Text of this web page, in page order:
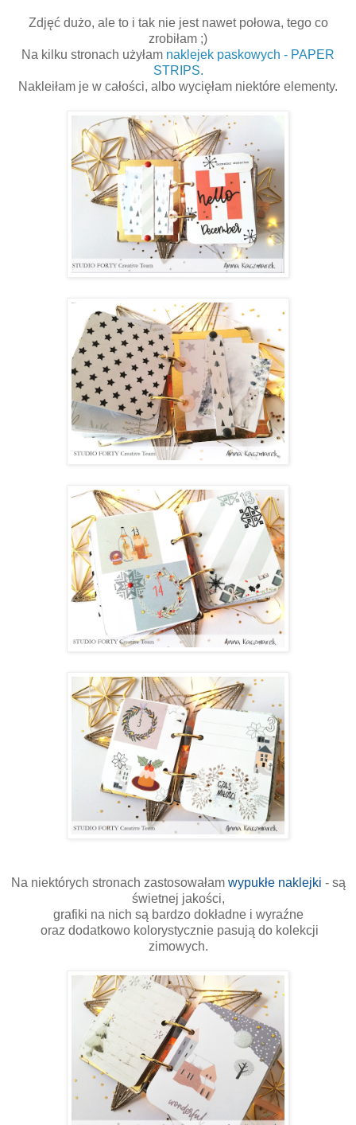
Zdjęć dużo, ale to i tak nie jest nawet połowa, tego co
zrobiłam ;)
Na kilku stronach użyłam naklejek paskowych - PAPER
STRIPS.
Nakleiłam je w całości, albo wycięłam niektóre elementy.
Na niektórych stronach zastosowałam wypukłe naklejki - są
świetnej jakości,
grafiki na nich są bardzo dokładne i wyraźne
oraz dodatkowo kolorystycznie pasują do kolekcji
zimowych.